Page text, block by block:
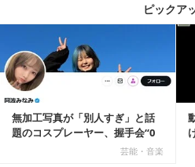
ピックア
無加工写真が「別人すぎ」と話
題のコスプレーヤー、握手会“0
芸能・音楽